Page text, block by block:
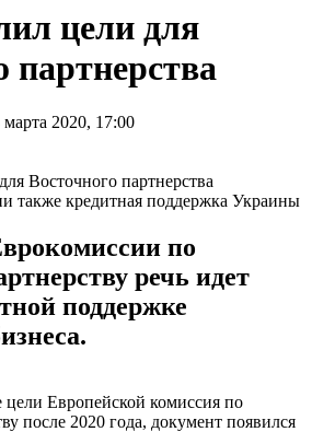
цели для
партнерства
2020, 17:00
также кредитная поддержка Украины
по
речь идет
поддержке
Европейской комиссия по
после 2020 года, документ появился